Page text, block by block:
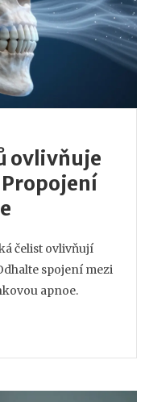
ovlivňuje
čelist ovlivňují
spojení mezi
apnoe.